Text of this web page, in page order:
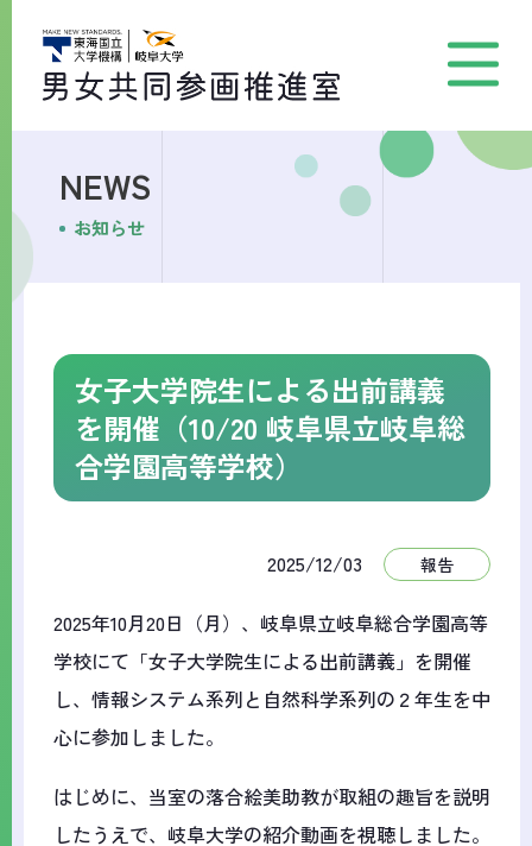
NEWS
お知らせ
女子大学院生による出前講義
を開催（10/20 岐阜県立岐阜総
合学園高等学校）
2025/12/03 報告
2025年10月20日（月）、岐阜県立岐阜総合学園高等
学校にて「女子大学院生による出前講義」を開催
し、情報システム系列と自然科学系列の２年生を中
心に参加しました。
はじめに、当室の落合絵美助教が取組の趣旨を説明
したうえで、岐阜大学の紹介動画を視聴しました。